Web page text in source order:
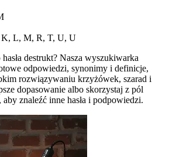
L, M, R, T, U, U
destrukt? Nasza wyszukiwarka
odpowiedzi, synonimy i definicje,
rozwiązywaniu krzyżówek, szarad i
dopasowanie albo skorzystaj z pól
znaleźć inne hasła i podpowiedzi.